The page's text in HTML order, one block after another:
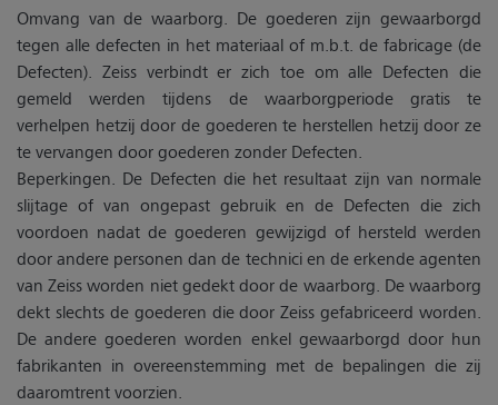
Omvang van de waarborg. De goederen zijn gewaarborgd
tegen alle defecten in het materiaal of m.b.t. de fabricage (de
Defecten). Zeiss verbindt er zich toe om alle Defecten die
gemeld werden tijdens de waarborgperiode gratis te
verhelpen hetzij door de goederen te herstellen hetzij door ze
te vervangen door goederen zonder Defecten.
Beperkingen. De Defecten die het resultaat zijn van normale
slijtage of van ongepast gebruik en de Defecten die zich
voordoen nadat de goederen gewijzigd of hersteld werden
door andere personen dan de technici en de erkende agenten
van Zeiss worden niet gedekt door de waarborg. De waarborg
dekt slechts de goederen die door Zeiss gefabriceerd worden.
De andere goederen worden enkel gewaarborgd door hun
fabrikanten in overeenstemming met de bepalingen die zij
daaromtrent voorzien.